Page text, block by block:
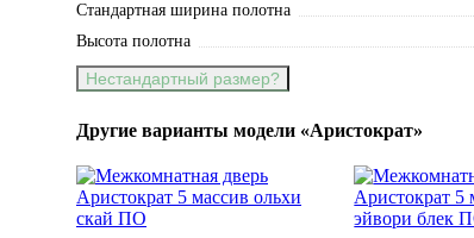
Стандартная ширина полотна
Высота полотна
Нестандартный размер?
Другие варианты модели «Аристократ»